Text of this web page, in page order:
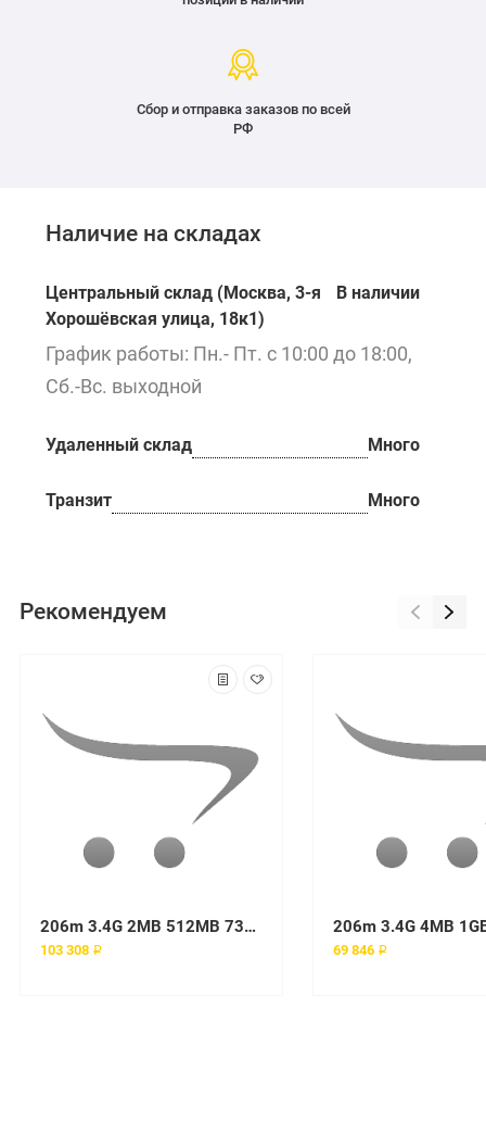
Сбор и отправка заказов по всей
РФ
Наличие на складах
Центральный склад (Москва, 3-я
Хорошёвская улица, 18к1)
В наличии
График работы: Пн.- Пт. с 10:00 до 18:00,
Сб.-Вс. выходной
Удаленный склад Много
Транзит Много
Рекомендуем
206m 3.4G 2MB 512MB 73G (1 x Pentium 4 650 3.40, 512MB, 1x73.4GB Int. SATA / SAS, Tower, Microsoft Windows Small Business Server 2003 Standard Edition) MTM 8485-E3G
103 308 ₽ 69 846 ₽